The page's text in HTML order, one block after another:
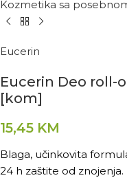
Kozmetika sa
Eucerin
Eucerin Deo roll-
[kom]
15,45 KM
Blaga, učinkovita
24 h zaštite od znojenja.